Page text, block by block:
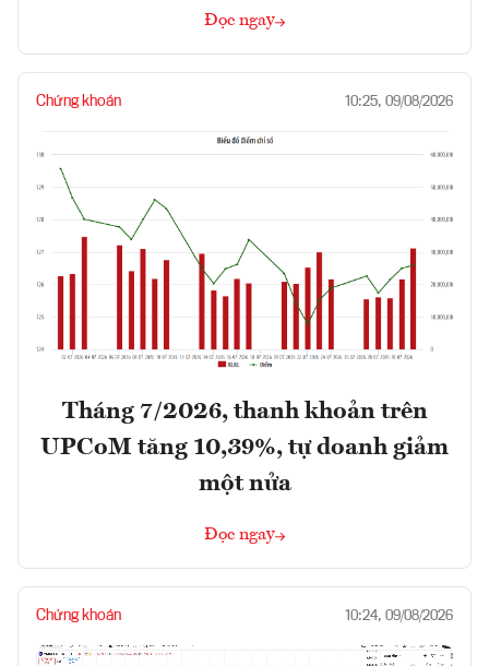
Đọc ngay
Chứng khoán 10:25, 09/08/2026
Tháng 7/2026, thanh khoản trên
UPCoM tăng 10,39%, tự doanh giảm
một nửa
Đọc ngay
Chứng khoán 10:24, 09/08/2026